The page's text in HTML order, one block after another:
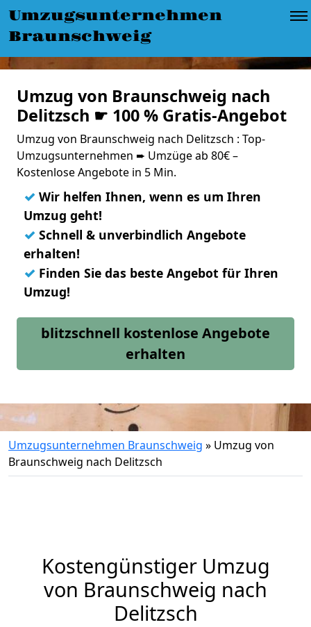
Umzugsunternehmen
Braunschweig
Umzug von Braunschweig nach
Delitzsch ☛ 100 % Gratis-Angebot
Umzug von Braunschweig nach Delitzsch : Top-
Umzugsunternehmen ➨ Umzüge ab 80€ –
Kostenlose Angebote in 5 Min.
✓ Wir helfen Ihnen, wenn es um Ihren
Umzug geht!
✓ Schnell & unverbindlich Angebote
erhalten!
✓ Finden Sie das beste Angebot für Ihren
Umzug!
blitzschnell kostenlose Angebote
erhalten
Umzugsunternehmen Braunschweig » Umzug von
Braunschweig nach Delitzsch
Kostengünstiger Umzug
von Braunschweig nach
Delitzsch